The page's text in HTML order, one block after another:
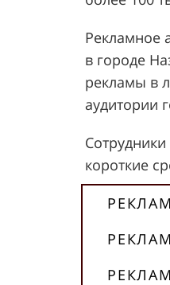
Рекламное
в городе
рекламы в
аудитории
короткие